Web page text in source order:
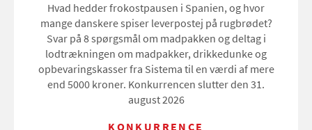
Hvad hedder frokostpausen i Spanien, og hvor
mange danskere spiser leverpostej på rugbrødet?
Svar på 8 spørgsmål om madpakken og deltag i
lodtrækningen om madpakker, drikkedunke og
opbevaringskasser fra Sistema til en værdi af mere
end 5000 kroner. Konkurrencen slutter den 31.
august 2026
KONKURRENCE